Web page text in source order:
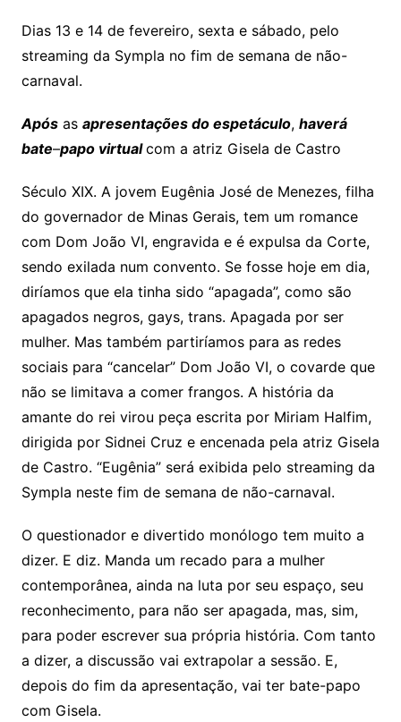
Dias 13 e 14 de fevereiro, sexta e sábado, pelo
streaming da Sympla no fim de semana de não-
carnaval.
Apósas apresentações do espetáculo, haverá
bate–papo virtualcom a atriz Gisela de Castro
Século XIX. A jovem Eugênia José de Menezes, filha
do governador de Minas Gerais, tem um romance
com Dom João VI, engravida e é expulsa da Corte,
sendo exilada num convento. Se fosse hoje em dia,
diríamos que ela tinha sido “apagada”, como são
apagados negros, gays, trans. Apagada por ser
mulher. Mas também partiríamos para as redes
sociais para “cancelar” Dom João VI, o covarde que
não se limitava a comer frangos. A história da
amante do rei virou peça escrita por Miriam Halfim,
dirigida por Sidnei Cruz e encenada pela atriz Gisela
de Castro. “Eugênia” será exibida pelo streaming da
Sympla neste fim de semana de não-carnaval.
O questionador e divertido monólogo tem muito a
dizer. E diz. Manda um recado para a mulher
contemporânea, ainda na luta por seu espaço, seu
reconhecimento, para não ser apagada, mas, sim,
para poder escrever sua própria história. Com tanto
a dizer, a discussão vai extrapolar a sessão. E,
depois do fim da apresentação, vai ter bate-papo
com Gisela.